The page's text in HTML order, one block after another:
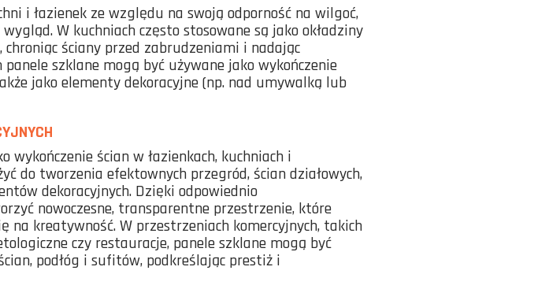
i łazienek ze względu na swoją odporność na wilgoć,
W kuchniach często stosowane są jako okładziny
ściany przed zabrudzeniami i nadając
szklane mogą być używane jako wykończenie
jako elementy dekoracyjne (np. nad umywalką lub
ścian w łazienkach, kuchniach i
do tworzenia efektownych przegród, ścian działowych,
dekoracyjnych. Dzięki odpowiednio
nowoczesne, transparentne przestrzenie, które
na kreatywność. W przestrzeniach komercyjnych, takich
czy restauracje, panele szklane mogą być
podłóg i sufitów, podkreślając prestiż i